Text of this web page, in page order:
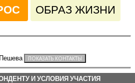
ОБРАЗ ЖИЗНИ
И УСЛОВИЯ УЧАСТИЯ